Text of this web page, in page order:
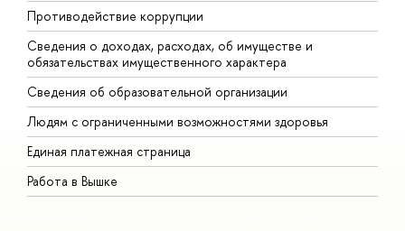
Противодействие коррупции
Сведения о доходах, расходах, об имуществе и
обязательствах имущественного характера
Сведения об образовательной организации
Людям с ограниченными возможностями здоровья
Единая платежная страница
Работа в Вышке